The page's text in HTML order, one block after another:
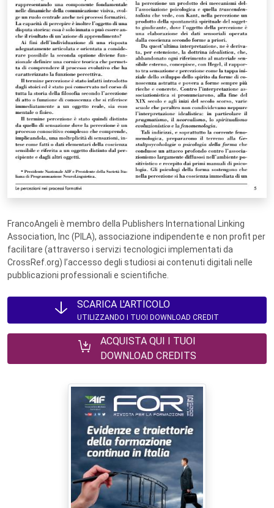
FrancoAngeli è membro della Publishers International Linking
Association, Inc (PILA), associazione indipendente e non profit per
facilitare (attraverso i servizi tecnologici implementati da
CrossRef.org) l’accesso degli studiosi ai contenuti digitali nelle
pubblicazioni professionali e scientifiche.
SCARICA L'ARTICOLO
UTILIZZANDO I TUOI DOWNLOAD CREDIT
ACQUISTA QUI I TUOI
DOWNLOAD CREDITS